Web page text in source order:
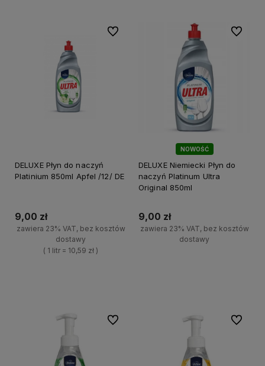
DELUXE Płyn do naczyń
Platinium 850ml Apfel /12/ DE
9,00 zł
zawiera 23% VAT, bez kosztów
dostawy
( 1 litr = 10,59 zł )
Do ulubionych
NOWOŚĆ
DELUXE Niemiecki Płyn do
naczyń Platinum Ultra
Original 850ml
9,00 zł
zawiera 23% VAT, bez kosztów
dostawy
Do
Do ulubionych Do